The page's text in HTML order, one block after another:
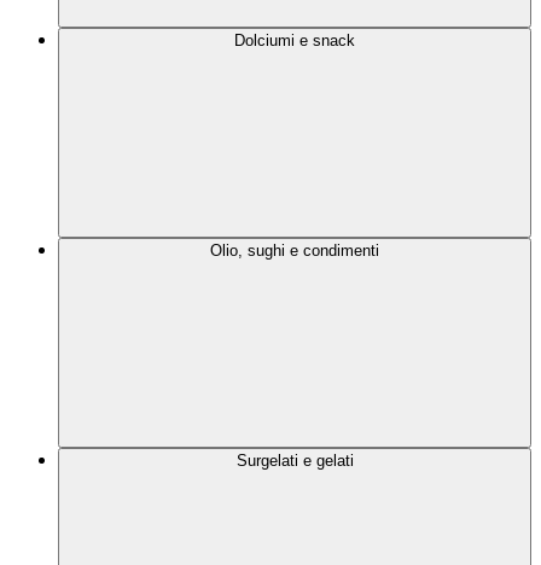
Dolciumi e snack
Olio, sughi e condimenti
Surgelati e gelati